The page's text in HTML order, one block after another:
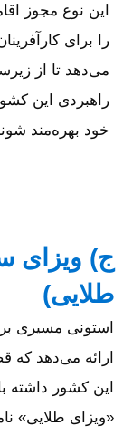
این نوع مجوز
را برای
می‌دهد تا از
راهبردی این
خود بهره‌مند
ج) ویزای
طلایی)
استونی مسیری
ارائه می‌دهد که
این کشور
«ویزای طلایی»